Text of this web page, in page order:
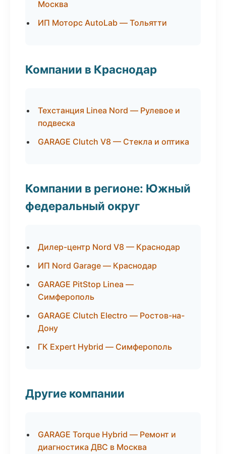
Москва
ИП Моторс AutoLab — Тольятти
Компании в Краснодар
Техстанция Linea Nord — Рулевое и
подвеска
GARAGE Clutch V8 — Стекла и оптика
Компании в регионе: Южный
федеральный округ
Дилер-центр Nord V8 — Краснодар
ИП Nord Garage — Краснодар
GARAGE PitStop Linea —
Симферополь
GARAGE Clutch Electro — Ростов-на-
Дону
ГК Expert Hybrid — Симферополь
Другие компании
GARAGE Torque Hybrid — Ремонт и
диагностика ДВС в Москва